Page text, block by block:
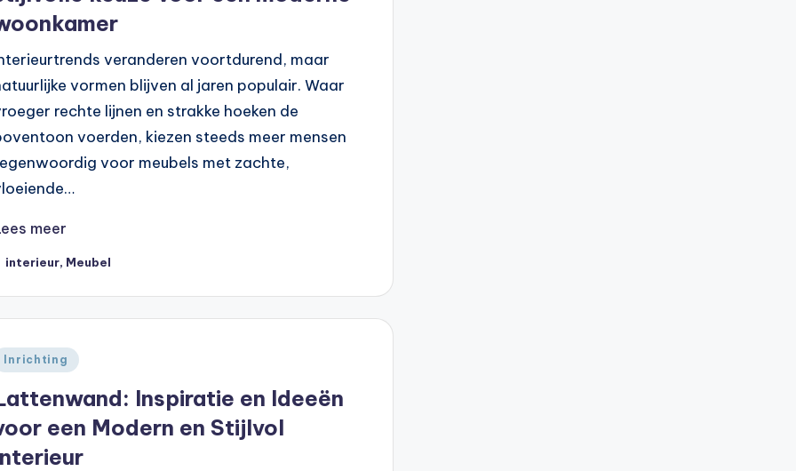
veranderen voortdurend, maar
vormen blijven al jaren populair. Waar
rechte lijnen en strakke hoeken de
voerden, kiezen steeds meer mensen
voor meubels met zachte,
meer
interieur, Meubel
Inrichting
Inspiratie en Ideeën
een Modern en Stijlvol